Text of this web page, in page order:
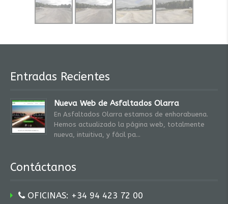
Entradas Recientes
Nueva Web de Asfaltados Olarra
En Asfaltados Olarra estamos de enhorabuena.
Hemos actualizado la página web, totalmente
nueva, intuitiva, y fácil pa
Contáctanos
OFICINAS: +34 94 423 72 00